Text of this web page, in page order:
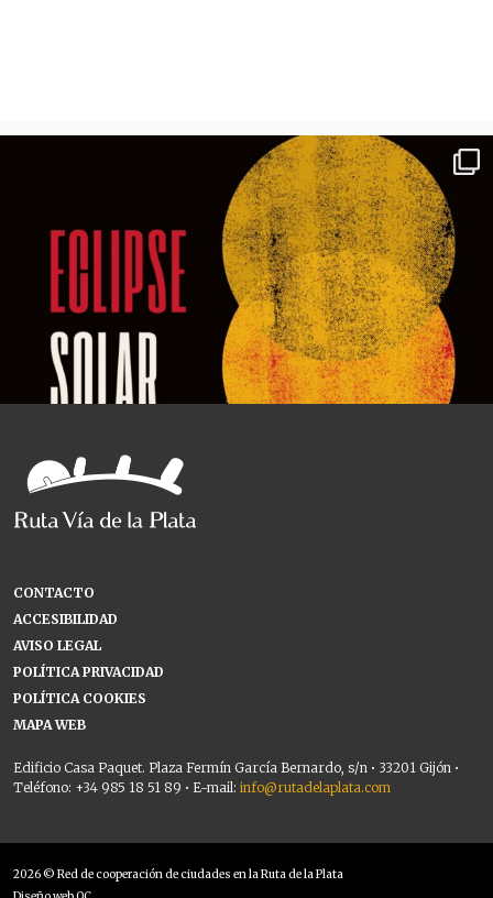
CONTACTO
ACCESIBILIDAD
AVISO LEGAL
POLÍTICA PRIVACIDAD
POLÍTICA COOKIES
MAPA WEB
Edificio Casa Paquet. Plaza Fermín García Bernardo, s/n • 33201 Gijón •
Teléfono: +34 985 18 51 89 • E-mail: info@rutadelaplata.com
2026 © Red de cooperación de ciudades en la Ruta de la Plata